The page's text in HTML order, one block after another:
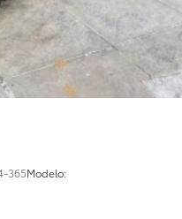
365Modelo: